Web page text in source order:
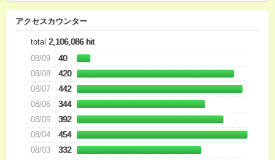
アクセスカウンター
total 2,106,086 hit
08/09
40
08/08
420
08/07
442
08/06
344
08/05
392
08/04
454
08/03
332